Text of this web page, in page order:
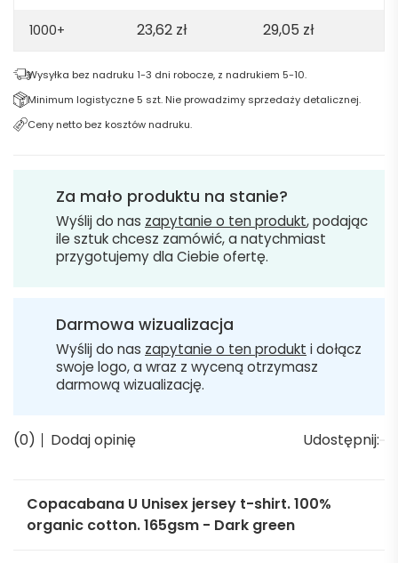
1000+ 23,62 zł 29,05 zł
Wysyłka bez nadruku 1-3 dni robocze, z nadrukiem 5-10.
Minimum logistyczne 5 szt. Nie prowadzimy sprzedaży detalicznej.
Ceny netto bez kosztów nadruku.
Za mało produktu na stanie?
Wyślij do nas zapytanie o ten produkt, podając
ile sztuk chcesz zamówić, a natychmiast
przygotujemy dla Ciebie ofertę.
Darmowa wizualizacja
Wyślij do nas zapytanie o ten produkt i dołącz
swoje logo, a wraz z wyceną otrzymasz
darmową wizualizację.
(0) Dodaj opinię Udostępnij:
Copacabana U Unisex jersey t-shirt. 100%
organic cotton. 165gsm - Dark green